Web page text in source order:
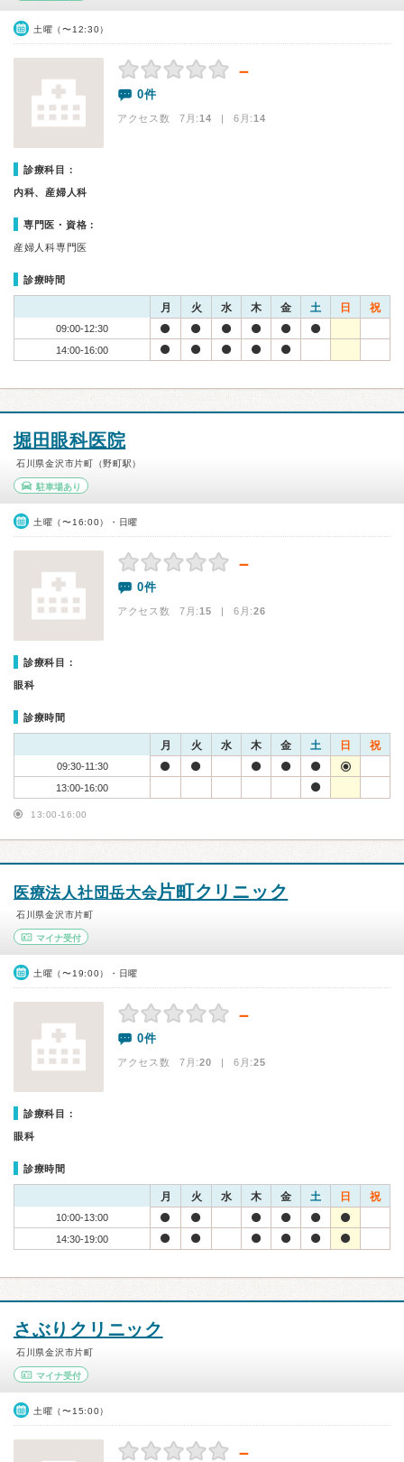
土曜（〜12:30）
－
0件
アクセス数 7月:14 | 6月:14
診療科目：
内科、産婦人科
専門医・資格：
産婦人科専門医
診療時間
月 火 水 木 金 土 日 祝
09:00-12:30
14:00-16:00
堀田眼科医院
石川県金沢市片町（野町駅）
駐車場あり
土曜（〜16:00）・日曜
－
0件
アクセス数 7月:15 | 6月:26
診療科目：
眼科
診療時間
月 火 水 木 金 土 日 祝
09:30-11:30
13:00-16:00
13:00-16:00
医療法人社団岳大会片町クリニック
石川県金沢市片町
マイナ受付
土曜（〜19:00）・日曜
－
0件
アクセス数 7月:20 | 6月:25
診療科目：
眼科
診療時間
月 火 水 木 金 土 日 祝
10:00-13:00
14:30-19:00
さぶりクリニック
石川県金沢市片町
マイナ受付
土曜（〜15:00）
－